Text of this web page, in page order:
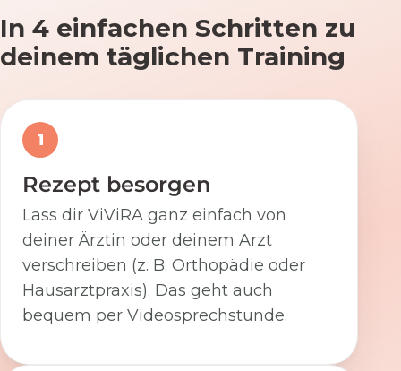
In 4 einfachen Schritten zu
deinem täglichen Training
1
Rezept besorgen
Lass dir ViViRA ganz einfach von
deiner Ärztin oder deinem Arzt
verschreiben (z. B. Orthopädie oder
Hausarztpraxis). Das geht auch
bequem per Videosprechstunde.